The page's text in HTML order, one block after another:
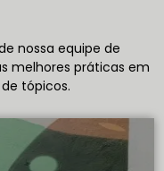
nossa equipe de
melhores práticas em
tópicos.